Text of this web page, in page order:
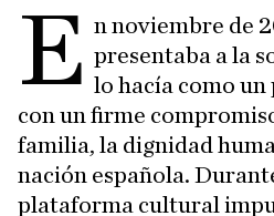
E n noviembre de
presentaba a la
lo hacía como
con un firme
familia, la dignidad
nación española.
plataforma cultural